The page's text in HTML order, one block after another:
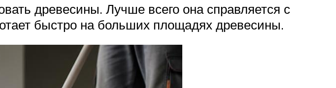
древесины. Лучше всего она справляется с
быстро на больших площадях древесины.